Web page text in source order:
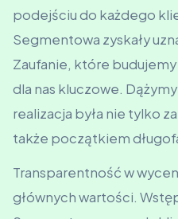
podejściu do każdego
Segmentowa zyskały
Zaufanie, które
dla nas kluczowe.
realizacja była nie tylko
także początkiem
Transparentność w
głównych wartości.